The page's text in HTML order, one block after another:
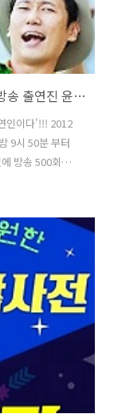
나는 자연인이다 폐지 출연료 방송시간 재방송 출연진 윤택 이승윤 성우 회차정보 시청률 주작 레전드 짤
인이다'!!! 2012
9시 50분 부터
방송 500회차
프로그램입니
는 여행 프로그
개그맨 이승윤
레이션 담당은 성
률 은 프로그램
년 이후부터